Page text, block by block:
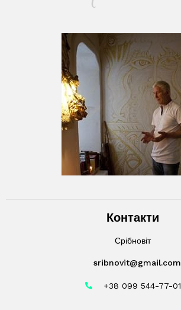
Контакти
Срібновіт
sribnovit@gmail.com
+38 099 544-77-01